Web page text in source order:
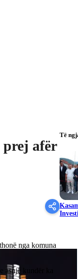
prej afër
nga komuna
kundër ka
Të